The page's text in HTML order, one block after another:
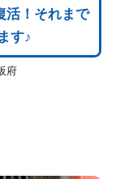
活！それまで
す♪
府